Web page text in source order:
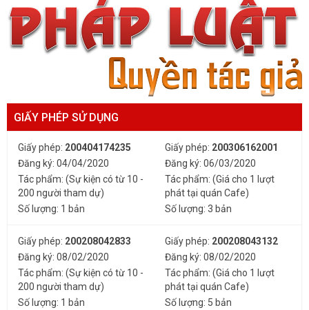
GIẤY PHÉP SỬ DỤNG
Giấy phép: 200404174235
Đăng ký: 04/04/2020
Tác phẩm: (Sự kiện có từ 10 -
200 người tham dự)
Số lượng: 1 bản
Giấy phép: 200306162001
Đăng ký: 06/03/2020
Tác phẩm: (Giá cho 1 lượt
phát tại quán Cafe)
Số lượng: 3 bản
Giấy phép: 200208042833
Đăng ký: 08/02/2020
Tác phẩm: (Sự kiện có từ 10 -
200 người tham dự)
Số lượng: 1 bản
Giấy phép: 200208043132
Đăng ký: 08/02/2020
Tác phẩm: (Giá cho 1 lượt
phát tại quán Cafe)
Số lượng: 5 bản